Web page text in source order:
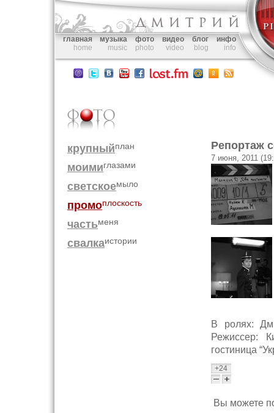
главная музыка фото видео блог
инфо
home
music photo video blog info
крупныйплан
моимиглазами
светскоемыло
промоплоскость
частьменя
свалкаистории
Репортаж
7 июня, 2011
В ролях:
Режиссер:
гостиница
+24
Вы можете